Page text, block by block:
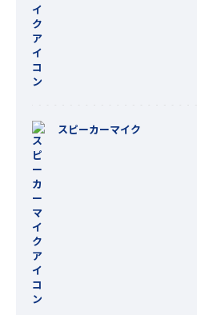
スピーカーマイク